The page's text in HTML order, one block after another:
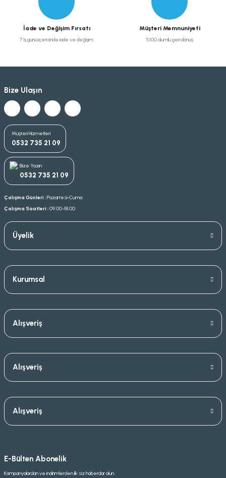
İade ve Değişim Fırsatı
7 İş günü içerisinde iade ve değişim
Müşteri Memnuniyeti
%100 olumlu geri dönüş
Bize Ulaşın
Müşteri Hizmetleri
0532 735 21 09
Bize Yazın
0532 735 21 09
Çalışma Günleri :Pazartesi-Cuma
Çalışma Saatleri :09.00-18.00
Üyelik
Kurumsal
Alışveriş
Alışveriş
Alışveriş
E-Bülten Abonelik
Kampanyalardan ve indirimlerden ilk siz haberdar olun.